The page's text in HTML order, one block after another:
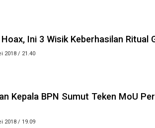
Ini 3 Wisik Keberhasilan Ritual
2018 / 21.40
Kepala BPN Sumut Teken MoU
2018 / 19.09